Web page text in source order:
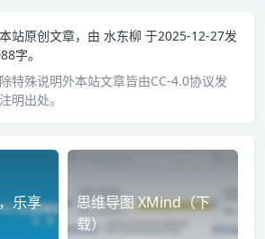
本站原创文章，由 水东柳 于2025-12-27发
字。
除特殊说明外本站文章皆由CC-4.0协议发
明出处。
乐享
思维导图 XMind（下
载）